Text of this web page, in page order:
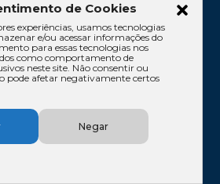
Brasília
de Cookies
experiências, usamos tecnologias
e/ou acessar informações do
para essas tecnologias nos
como comportamento de
neste site. Não consentir ou
pode afetar negativamente certos
Negar